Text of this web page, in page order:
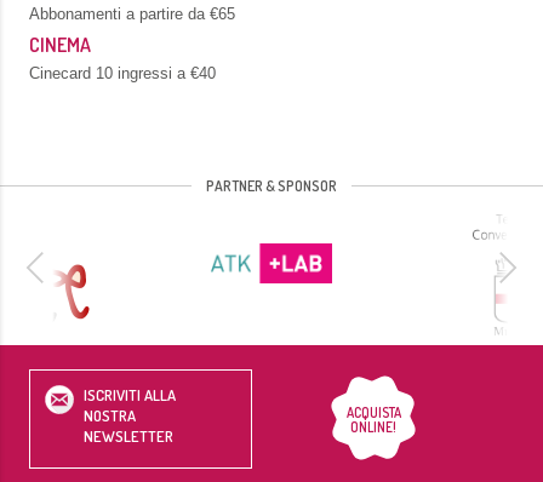
Abbonamenti a partire da €65
CINEMA
Cinecard 10 ingressi a €40
PARTNER & SPONSOR
ISCRIVITI ALLA
NOSTRA
NEWSLETTER
ACQUISTA
ONLINE!